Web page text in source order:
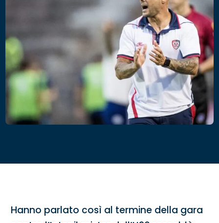
Hanno parlato così al termine della gara